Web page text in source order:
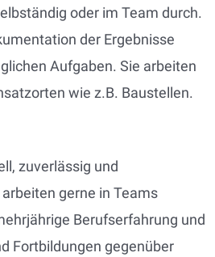
oder im Team durch.
der Ergebnisse
Aufgaben. Sie arbeiten
wie z.B. Baustellen.
zuverlässig und
gerne in Teams
Berufserfahrung und
Fortbildungen gegenüber